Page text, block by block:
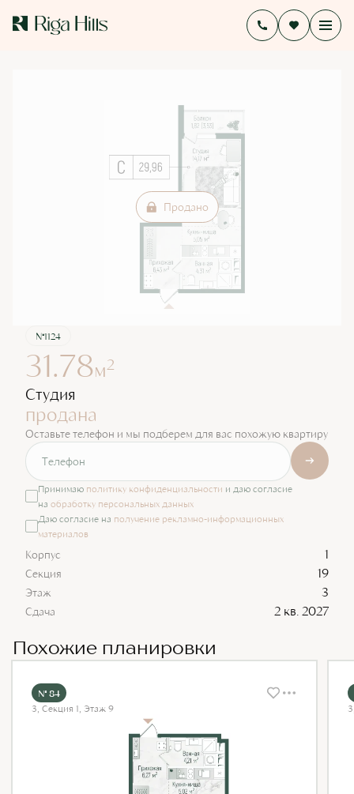
Студия31.78 м2 Цена по запросу
Продано
№1124
31.78м2
Студия
продана
Оставьте телефон и мы подберем для вас похожую квартиру
Принимаю политику конфиденциальности и даю согласие
на обработку персональных данных
Даю согласие на получение рекламно-информационных
материалов
Корпус 1
Секция 19
Этаж 3
Сдача 2 кв. 2027
Похожие планировки
№ 84
3, Секция 1, Этаж 9